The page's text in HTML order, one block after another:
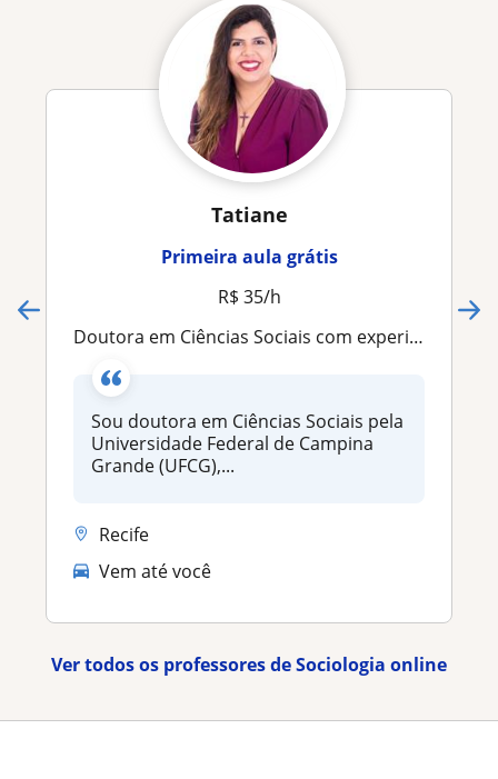
Tatiane
Primeira aula grátis
R$ 35/h
Doutora em Ciências Sociais com experiência no Ensino Superior e Médio
Sou doutora em Ciências Sociais pela
Universidade Federal de Campina
Grande (UFCG),...
Recife
Vem até você
Ver todos os professores de Sociologia online